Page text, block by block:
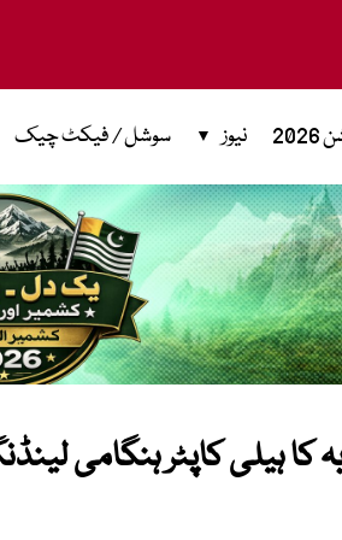
نیوز سوشل / فیکٹ چیک
ہیلی کاپٹر ہنگامی